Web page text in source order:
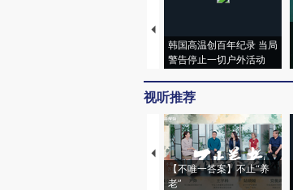
韩国高温创百年纪录 当局
警告停止一切户外活动
视听推荐
【不唯一答案】不止“养
老”